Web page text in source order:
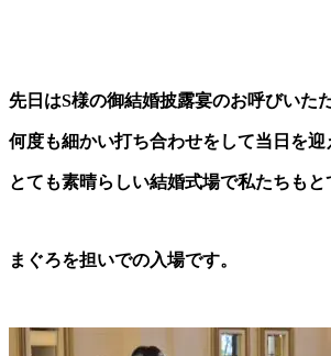
先日はS様の御結婚披露宴のお呼びいた
何度も細かい打ち合わせをして当日を迎
とても素晴らしい結婚式場で私たちも
まぐろを担いでの入場です。